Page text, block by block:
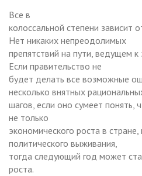
Все в
колоссальной степени зависит
Нет никаких непреодолимых
препятствий на пути, ведущем
Если правительство не
будет делать все возможные
несколько внятных
шагов, если оно сумеет понять,
не только
экономического роста в
политического выживания,
тогда следующий год может
роста.